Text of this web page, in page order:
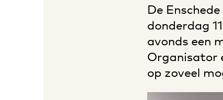
De
donderdag
avonds een
Organisator
op zoveel